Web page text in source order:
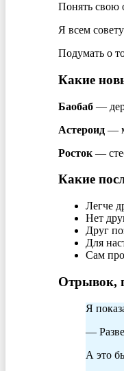
Понять свою
Я всем
Подумать о
Какие
Баобаб—
Астероид—
Росток—
Какие
Легче
Нет
Друг
Для
Сам
Отрывок,
Я
—
А это